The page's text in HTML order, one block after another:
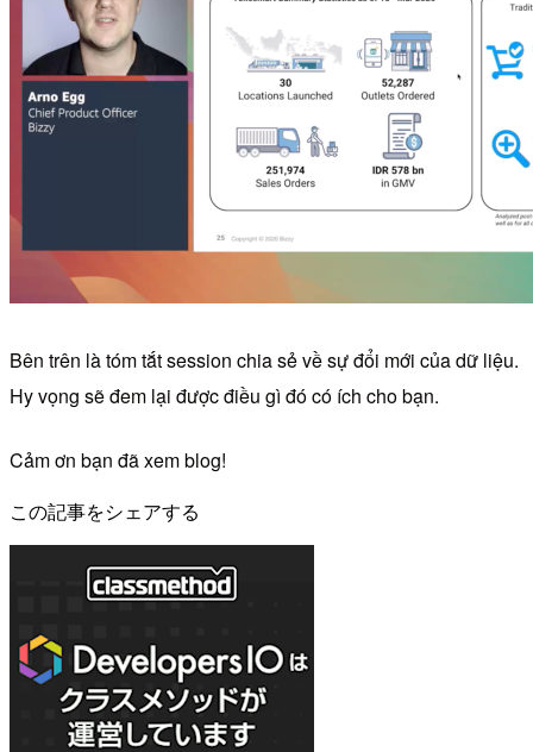
Bên trên là tóm tắt session chia sẻ về sự đổi mới của dữ liệu.
Hy vọng sẽ đem lại được điều gì đó có ích cho bạn.
Cảm ơn bạn đã xem blog!
この記事をシェアする